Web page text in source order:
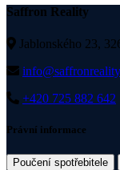
Saffron Reality
Jablonského 23,
+420 725 882 642
Právní informace
Poučení spotřebitele